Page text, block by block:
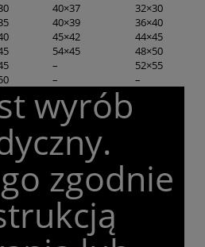
40×37
32×30
40×39
36×40
45×42
44×45
54×45
48×50
–
52×55
– –
wyrób
zgodnie